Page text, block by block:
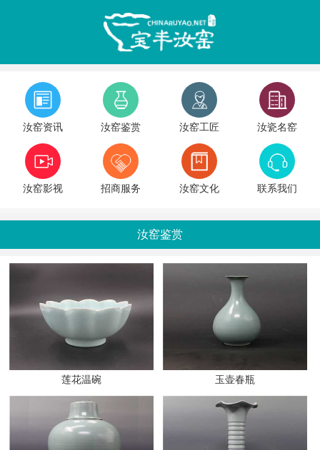
汝窑资讯 汝窑鉴赏 汝窑工匠 汝瓷名窑
汝窑影视 招商服务 汝窑文化 联系我们
汝窑鉴赏
莲花温碗 玉壶春瓶